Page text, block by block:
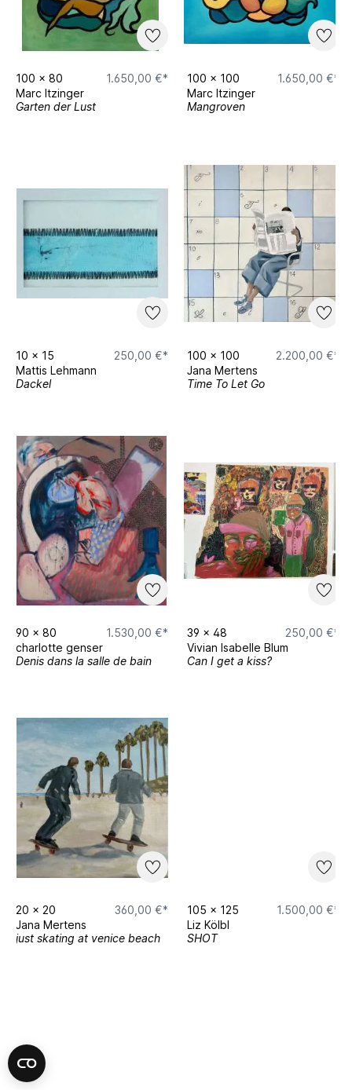
100 x 80
1.650,00 €*
Marc Itzinger
Garten der Lust
100 x 100
1.650,00 €*
Marc Itzinger
Mangroven
10 x 15
250,00 €*
Mattis Lehmann
Dackel
100 x 100
2.200,00 €*
Jana Mertens
Time To Let Go
90 x 80
1.530,00 €*
charlotte genser
Denis dans la salle de bain
39 x 48
250,00 €*
Vivian Isabelle Blum
Can I get a kiss?
20 x 20
360,00 €*
Jana Mertens
just skating at venice beach
105 x 125
1.500,00 €*
Liz Kölbl
SHOT